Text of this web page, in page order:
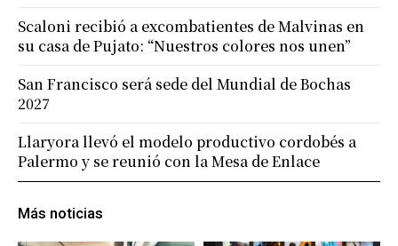
Más noticias
Scaloni recibió a excombatientes de Malvinas en
su casa de Pujato: “Nuestros colores nos unen”
San Francisco será sede del Mundial de Bochas
2027
Llaryora llevó el modelo productivo cordobés a
Palermo y se reunió con la Mesa de Enlace